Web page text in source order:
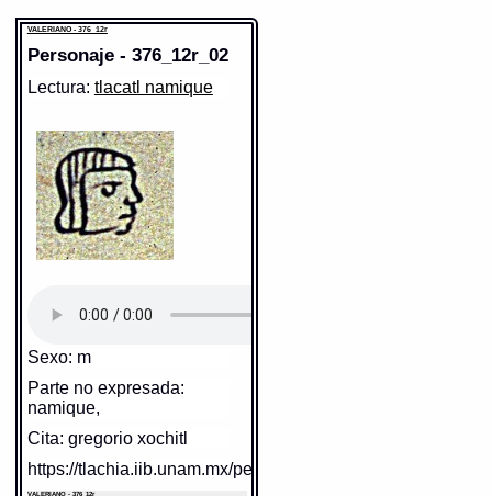
VALERIANO - 376_12r
Personaje - 376_12r_02
Lectura: tlacatl namique
Sexo: m
Parte no expresada:
namique,
Cita: gregorio xochitl
https://tlachia.iib.unam.mx/personaje/376_12r_02
VALERIANO - 376_12r